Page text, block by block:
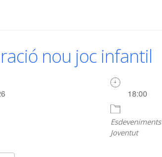
nou joc infantil
18:00
Esdeveniments
Joventut